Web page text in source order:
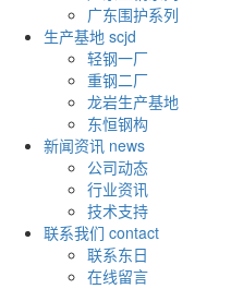
广东围护系列
生产基地 scjd
轻钢一厂
重钢二厂
龙岩生产基地
东恒钢构
新闻资讯 news
公司动态
行业资讯
技术支持
联系我们 contact
联系东日
在线留言